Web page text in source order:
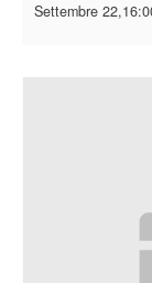
Settembre